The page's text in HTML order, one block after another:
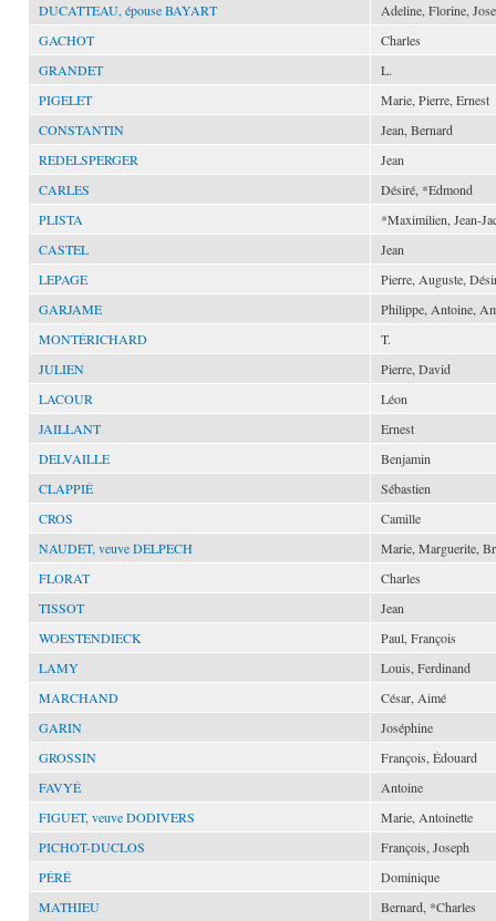
DUCATTEAU, épouse BAYART
Adeline, Florine,
GACHOT
Charles
GRANDET
L.
PIGELET
Marie, Pierre, Ernest
CONSTANTIN
Jean, Bernard
REDELSPERGER
Jean
CARLES
Désiré, *Edmond
PLISTA
*Maximilien, Jean-
CASTEL
Jean
LEPAGE
Pierre, Auguste,
GARJAME
Philippe, Antoine,
MONTÉRICHARD
T.
JULIEN
Pierre, David
LACOUR
Léon
JAILLANT
Ernest
DELVAILLE
Benjamin
CLAPPIÉ
Sébastien
CROS
Camille
NAUDET, veuve DELPECH
Marie, Marguerite,
FLORAT
Charles
TISSOT
Jean
WOESTENDIECK
Paul, François
LAMY
Louis, Ferdinand
MARCHAND
César, Aimé
GARIN
Joséphine
GROSSIN
François, Édouard
FAVYÉ
Antoine
FIGUET, veuve DODIVERS
Marie, Antoinette
PICHOT-DUCLOS
François, Joseph
PÉRÉ
Dominique
MATHIEU
Bernard, *Charles